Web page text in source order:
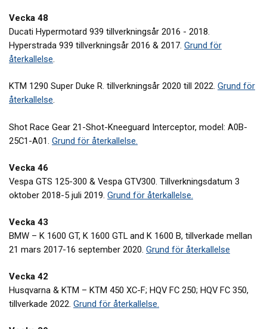
Vecka 48
Ducati Hypermotard 939 tillverkningsår 2016 - 2018.
Hyperstrada 939 tillverkningsår 2016 & 2017. Grund för
återkallelse.
KTM 1290 Super Duke R. tillverkningsår 2020 till 2022. Grund för
återkallelse.
Shot Race Gear 21-Shot-Kneeguard Interceptor, model: A0B-
25C1-A01. Grund för återkallelse.
Vecka 46
Vespa GTS 125-300 & Vespa GTV300. Tillverkningsdatum 3
oktober 2018-5 juli 2019. Grund för återkallelse.
Vecka 43
BMW – K 1600 GT, K 1600 GTL and K 1600 B, tillverkade mellan
21 mars 2017-16 september 2020. Grund för återkallelse
Vecka 42
Husqvarna & KTM – KTM 450 XC-F; HQV FC 250; HQV FC 350,
tillverkade 2022. Grund för återkallelse.